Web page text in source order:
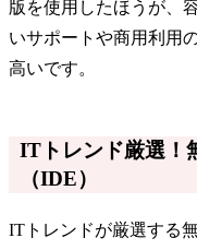
版を使用したほうが、
いサポートや商用利用
高いです。
ITトレンド厳選！
（IDE）
ITトレンドが厳選する